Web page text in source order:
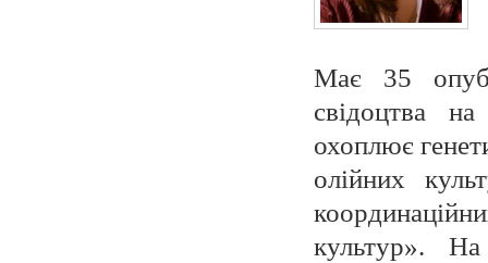
Має 35
свідоцтва
охоплює
олійних
культур».